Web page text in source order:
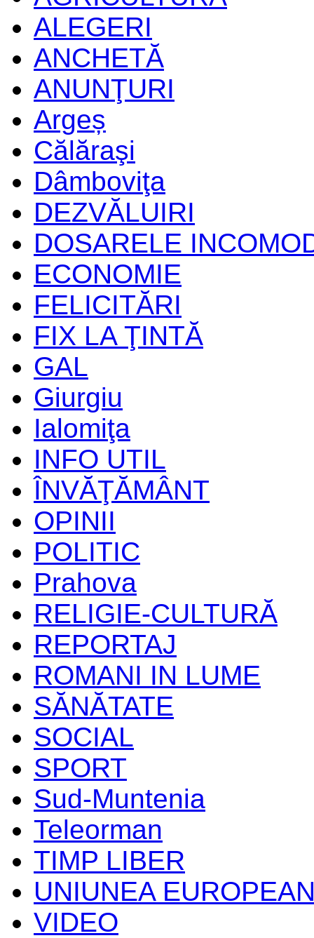
ALEGERI
ANCHETĂ
ANUNŢURI
Argeș
Călăraşi
Dâmboviţa
DEZVĂLUIRI
DOSARELE
ECONOMIE
FELICITĂRI
FIX LA ŢINTĂ
GAL
Giurgiu
Ialomiţa
INFO UTIL
ÎNVĂŢĂMÂNT
OPINII
POLITIC
Prahova
RELIGIE-CULTURĂ
REPORTAJ
ROMANI IN LUME
SĂNĂTATE
SOCIAL
SPORT
Sud-Muntenia
Teleorman
TIMP LIBER
UNIUNEA
VIDEO